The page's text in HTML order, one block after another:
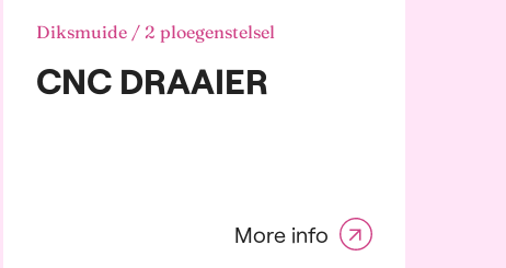
Diksmuide / 2 ploegenstelsel
CNC DRAAIER
More info